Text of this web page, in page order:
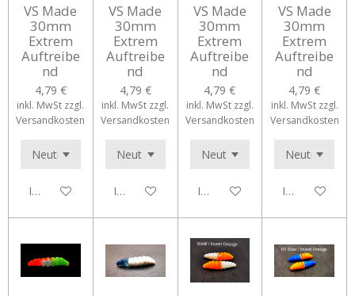
VS Made
30mm
Extrem
Auftreibe
nd
4,79 €
inkl. MwSt zzgl.
Versandkosten
In den Warenkorb
VS Made
30mm
Extrem
Auftreibe
nd
4,79 €
inkl. MwSt zzgl.
Versandkosten
In den Warenkorb
VS Made
30mm
Extrem
Auftreibe
nd
4,79 €
inkl. MwSt zzgl.
Versandkosten
In den Warenkorb
VS Made
30mm
Extrem
Auftreibe
nd
4,79 €
inkl. MwSt zzgl.
Versandkosten
In den